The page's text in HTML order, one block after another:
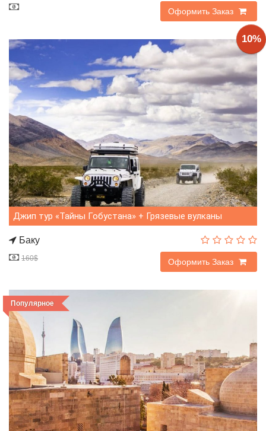
Оформить Заказ
10%
Джип тур «Тайны Гобустана» + Грязевые вулканы
Баку
160$ Оформить Заказ
Популярное